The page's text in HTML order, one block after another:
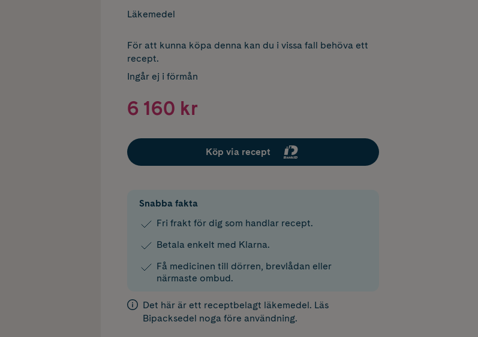
Läkemedel
För att kunna köpa denna kan du i vissa fall behöva ett
recept.
Ingår ej i förmån
6 160 kr
Köp via recept
Snabba fakta
Fri frakt för dig som handlar recept.
Betala enkelt med Klarna.
Få medicinen till dörren, brevlådan eller
närmaste ombud.
Det här är ett receptbelagt läkemedel. Läs
Bipacksedel noga före användning.